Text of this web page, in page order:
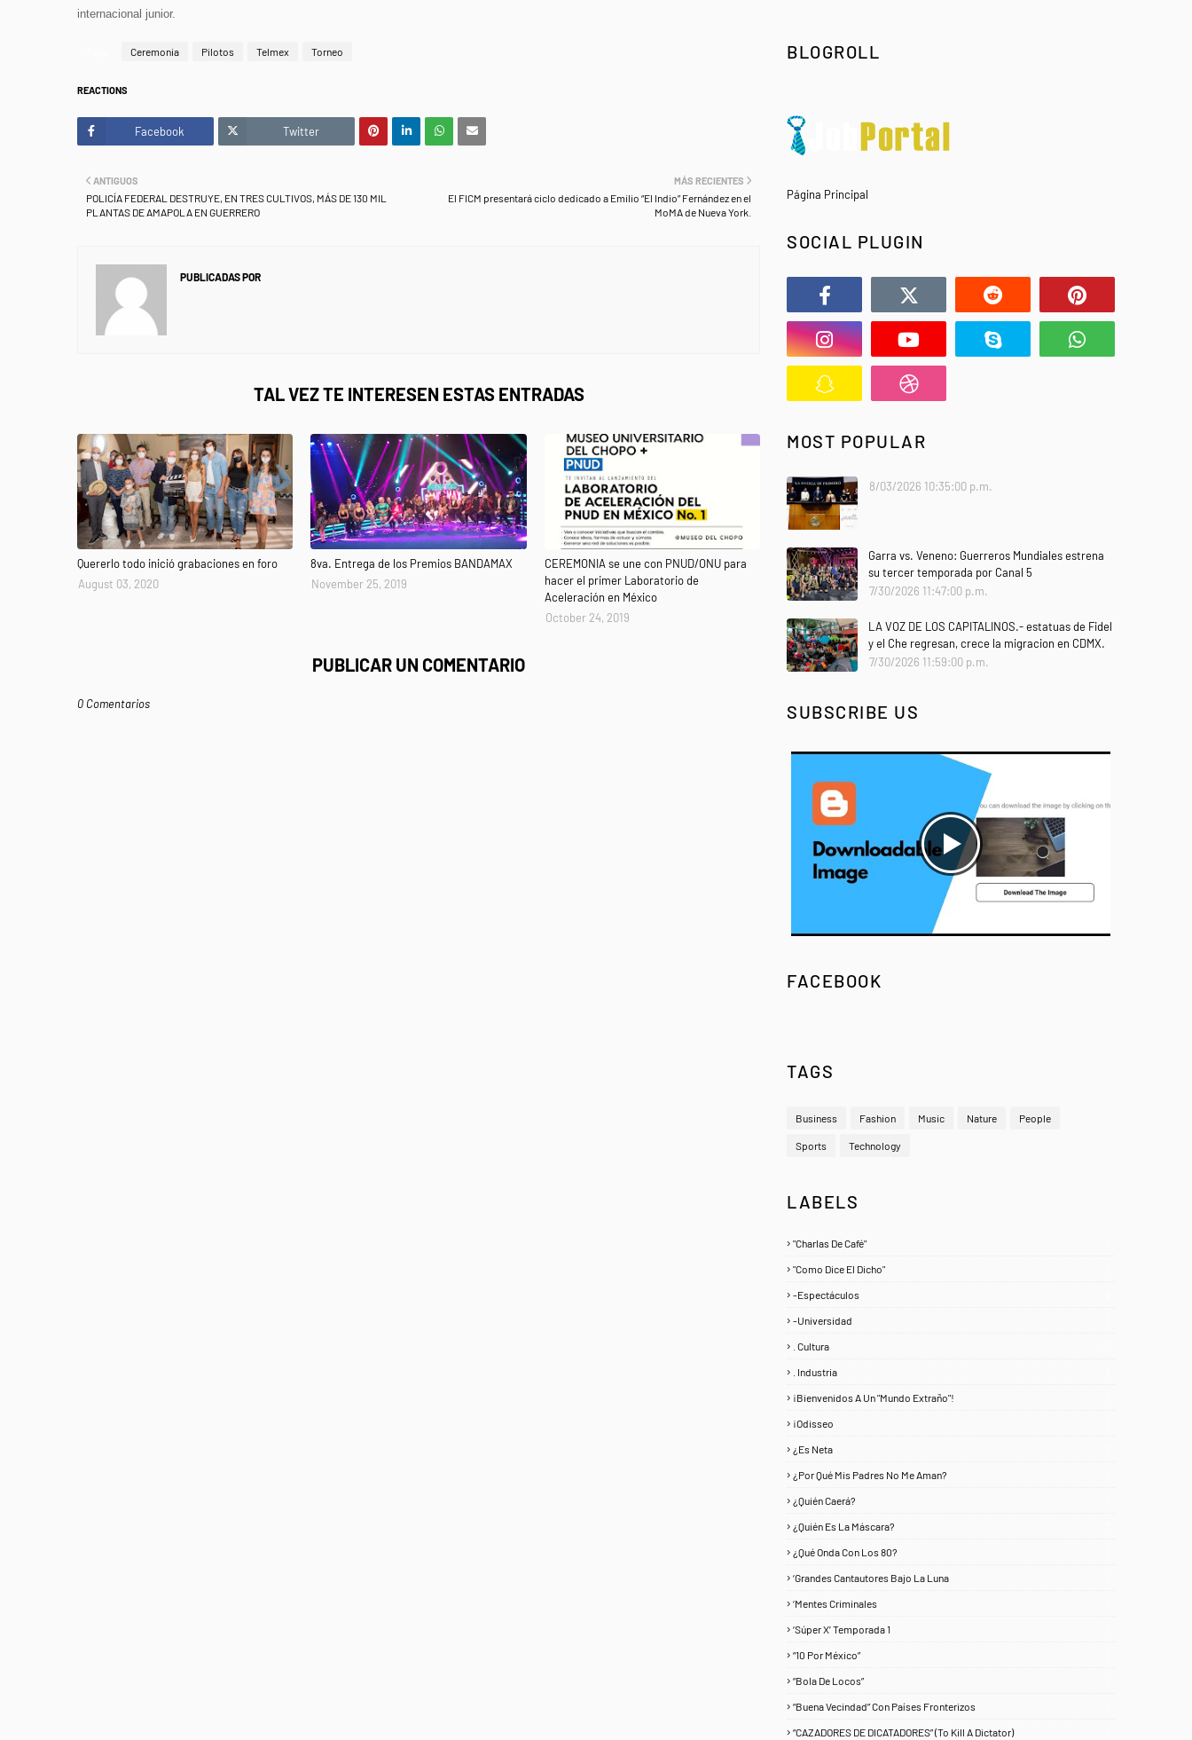
internacional junior.
Ceremonia Pilotos Telmex Torneo
REACTIONS
Facebook Twitter
MÁS RECIENTES
El FICM presentará ciclo dedicado a Emilio “El Indio” Fernández en el
MoMA de Nueva York.
ANTIGUOS
POLICÍA FEDERAL DESTRUYE, EN TRES CULTIVOS, MÁS DE 130 MIL
PLANTAS DE AMAPOLA EN GUERRERO
PUBLICADAS POR
TAL VEZ TE INTERESEN ESTAS ENTRADAS
Quererlo todo inició grabaciones en foro
August 03, 2020
8va. Entrega de los Premios BANDAMAX
November 25, 2019
CEREMONIA se une con PNUD/ONU para
hacer el primer Laboratorio de
Aceleración en México
October 24, 2019
PUBLICAR UN COMENTARIO
0 Comentarios
BLOGROLL
Página Principal
SOCIAL PLUGIN
MOST POPULAR
8/03/2026 10:35:00 p.m.
Garra vs. Veneno: Guerreros Mundiales estrena
su tercer temporada por Canal 5
7/30/2026 11:47:00 p.m.
LA VOZ DE LOS CAPITALINOS.- estatuas de Fidel
y el Che regresan, crece la migracion en CDMX.
7/30/2026 11:59:00 p.m.
SUBSCRIBE US
FACEBOOK
TAGS
Business Fashion Music Nature People
Sports Technology
LABELS
"Charlas De Café"
"Como Dice El Dicho"
-Espectáculos
-Universidad
. Cultura
. Industria
¡Bienvenidos A Un "Mundo Extraño"!
¡Odisseo
¿Es Neta
¿Por Qué Mis Padres No Me Aman?
¿Quién Caerá?
¿Quién Es La Máscara?
¿Qué Onda Con Los 80?
‘Grandes Cantautores Bajo La Luna
‘Mentes Criminales
‘Súper X’ Temporada 1
“10 Por México”
“Bola De Locos”
“Buena Vecindad” Con Países Fronterizos
“CAZADORES DE DICATADORES” (To Kill A Dictator)